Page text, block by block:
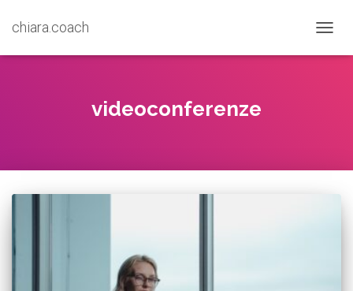
chiara.coach
videoconferenze